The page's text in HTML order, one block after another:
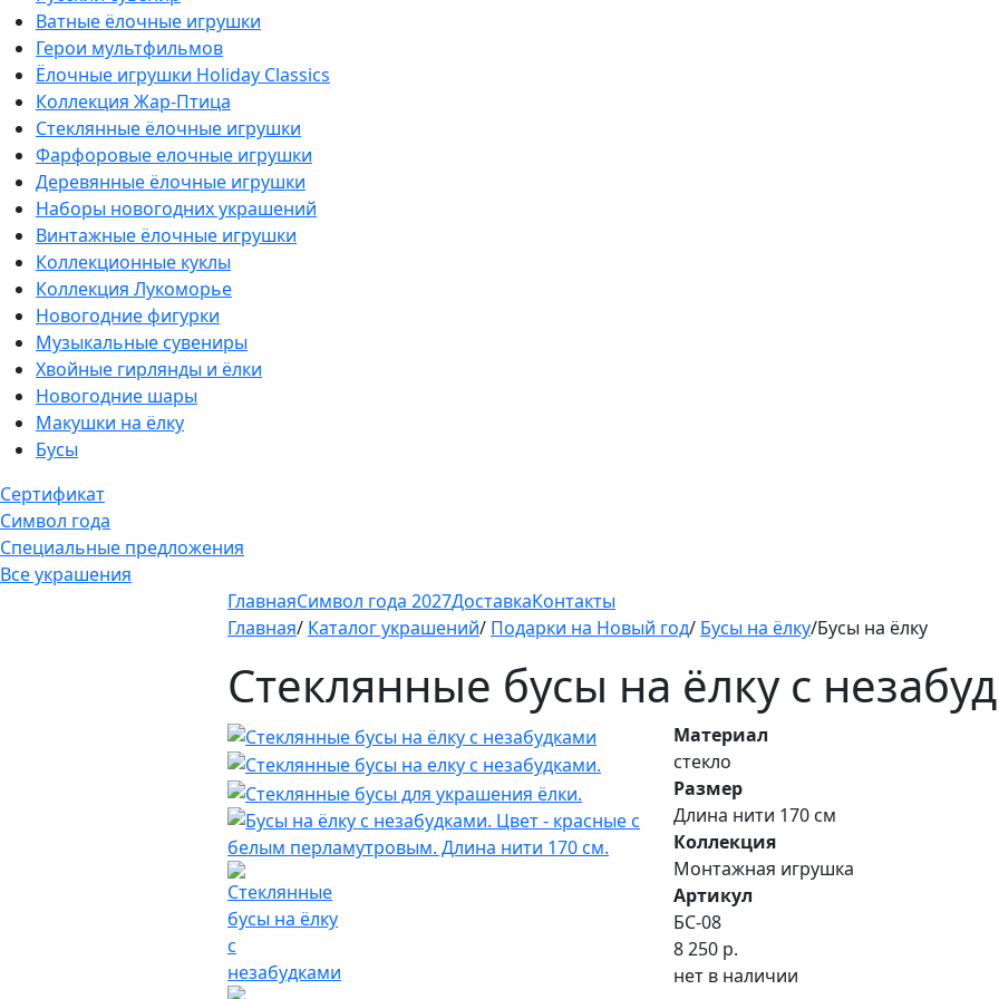
Ватные ёлочные игрушки
Герои мультфильмов
Ёлочные игрушки Holiday Classics
Коллекция Жар-Птица
Стеклянные ёлочные игрушки
Фарфоровые елочные игрушки
Деревянные ёлочные игрушки
Наборы новогодних украшений
Винтажные ёлочные игрушки
Коллекционные куклы
Коллекция Лукоморье
Новогодние фигурки
Музыкальные сувениры
Хвойные гирлянды и ёлки
Новогодние шары
Макушки на ёлку
Бусы
Сертификат
Символ года
Специальные предложения
Все украшения
ГлавнаяСимвол года 2027ДоставкаКонтакты
Главная/ Каталог украшений/ Подарки на Новый год/ Бусы на ёлку/Бусы на ёлку
Стеклянные бусы на ёлку с
Материал
стекло
Размер
Длина нити 170 см
Коллекция
Монтажная игрушка
Артикул
БС-08
8 250 р.
нет в наличии